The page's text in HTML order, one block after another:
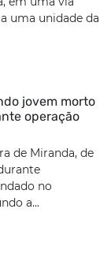
uma unidade da
jovem morto
operação
de Miranda, de
no
a...